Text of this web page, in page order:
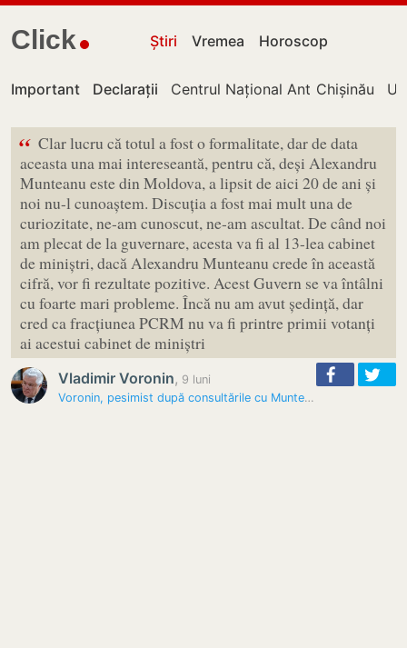
Click Știri Vremea Horoscop
Important Declarații Centrul Național Anticorupție
Chișinău
“ Clar lucru că totul a fost o formalitate, dar de data
aceasta una mai intereseantă, pentru că, deși Alexandru
Munteanu este din Moldova, a lipsit de aici 20 de ani și
noi nu-l cunoaștem. Discuția a fost mai mult una de
curiozitate, ne-am cunoscut, ne-am ascultat. De când noi
am plecat de la guvernare, acesta va fi al 13-lea cabinet
de miniștri, dacă Alexandru Munteanu crede în această
cifră, vor fi rezultate pozitive. Acest Guvern se va întâlni
cu foarte mari probleme. Încă nu am avut ședință, dar
cred ca fracțiunea PCRM nu va fi printre primii votanți
ai acestui cabinet de miniștri
Vladimir Voronin, 9 luni
Voronin, pesimist după consultările cu Munteanu: PCRM nu va susține…